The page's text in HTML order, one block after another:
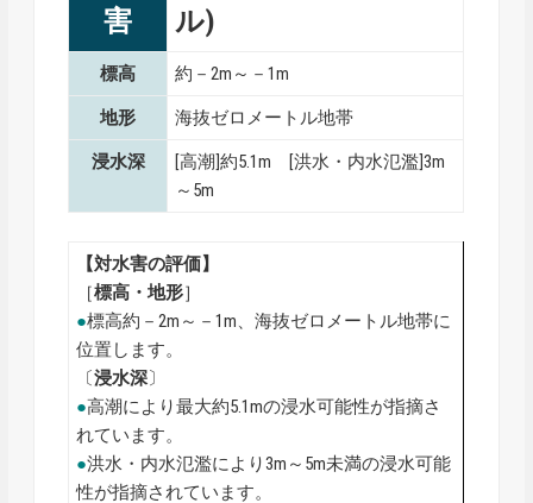
害
ル)
標高 約－2m～－1m
地形 海抜ゼロメートル地帯
浸水深
[高潮]約5.1m [洪水・内水氾濫]3m
～5m
【対水害の評価】
［標高・地形］
●標高約－2m～－1m、海抜ゼロメートル地帯に
位置します。
〔浸水深〕
●高潮により最大約5.1mの浸水可能性が指摘さ
れています。
●洪水・内水氾濫により3m～5m未満の浸水可能
性が指摘されています。